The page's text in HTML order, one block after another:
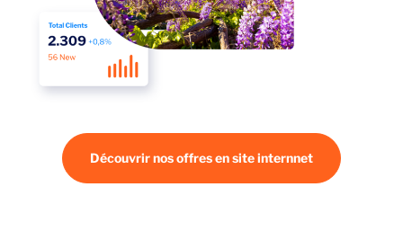
Découvrir nos offres en site internnet